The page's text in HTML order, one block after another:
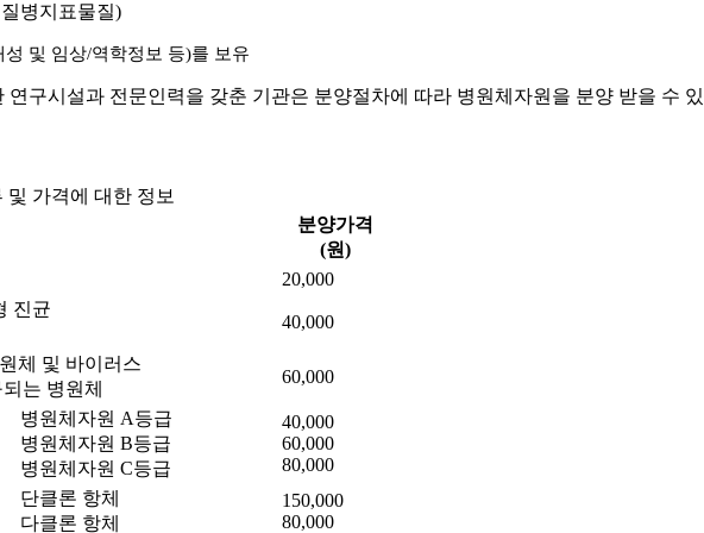
병지표물질)
및 임상/역학정보 등)를 보유
구시설과 전문인력을 갖춘 기관은 분양절차에 따라 병원체자원을 분양 받을 수
및 가격에 대한 정보
분양가격
(원)
20,000
진균
40,000
체 및 바이러스
는 병원체
60,000
병원체자원 A등급
병원체자원 B등급
병원체자원 C등급
40,000
60,000
80,000
단클론 항체
다클론 항체
150,000
80,000